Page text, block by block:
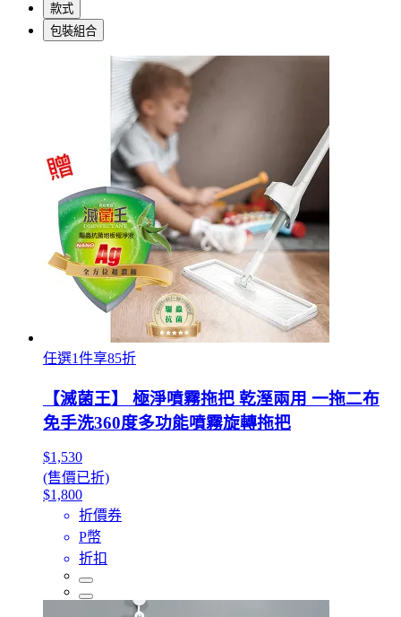
款式
包裝組合
任選1件享85折
【滅菌王】 極淨噴霧拖把 乾溼兩用 一拖二布
免手洗360度多功能噴霧旋轉拖把
$1,530
(售價已折)
$1,800
折價券
P幣
折扣